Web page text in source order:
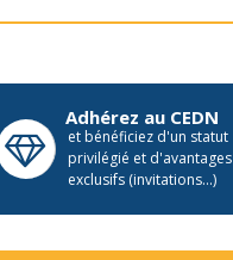
Adhérez au CEDN
et bénéficiez d'un statut
privilégié et d'avantages
exclusifs (invitations...)